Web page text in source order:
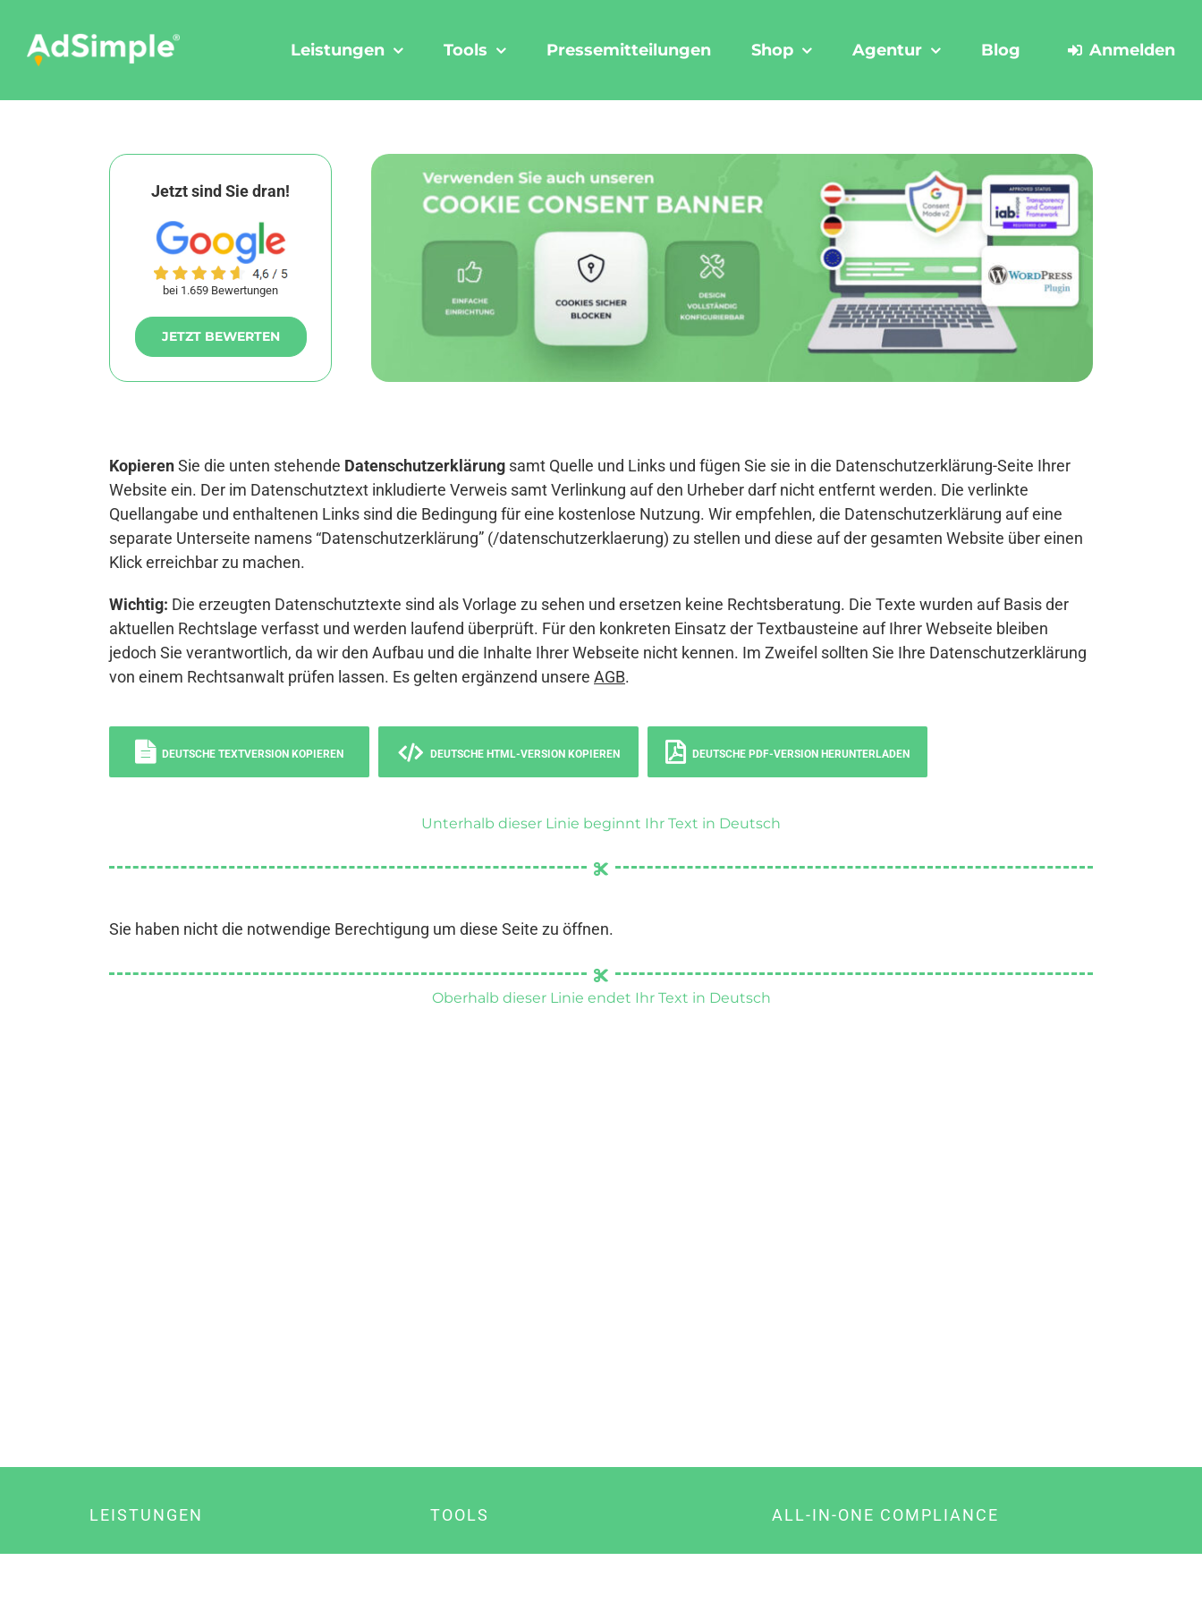
content
Leistungen Tools Pressemitteilungen Shop Agentur Blog Anmelden
Jetzt sind Sie dran!
bei 1.659 Bewertungen
JETZT BEWERTEN
KopierenSie die unten stehende Datenschutzerklärung samt Quelle und Links und fügen Sie sie in die Datenschutzerklärung-Seite Ihrer
Website ein. Der im Datenschutztext inkludierte Verweis samt Verlinkung auf den Urheber darf nicht entfernt werden. Die verlinkte
Quellangabe und enthaltenen Links sind die Bedingung für eine kostenlose Nutzung. Wir empfehlen, die Datenschutzerklärung auf eine
separate Unterseite namens “Datenschutzerklärung” (/datenschutzerklaerung) zu stellen und diese auf der gesamten Website über einen
Klick erreichbar zu machen.
Wichtig: Die erzeugten Datenschutztexte sind als Vorlage zu sehen und ersetzen keine Rechtsberatung. Die Texte wurden auf Basis der
aktuellen Rechtslage verfasst und werden laufend überprüft. Für den konkreten Einsatz der Textbausteine auf Ihrer Webseite bleiben
jedoch Sie verantwortlich, da wir den Aufbau und die Inhalte Ihrer Webseite nicht kennen. Im Zweifel sollten Sie Ihre Datenschutzerklärung
von einem Rechtsanwalt prüfen lassen. Es gelten ergänzend unsere AGB.
DEUTSCHE TEXTVERSION KOPIEREN DEUTSCHE HTML-VERSION KOPIEREN DEUTSCHE PDF-VERSION HERUNTERLADEN
Unterhalb dieser Linie beginnt Ihr Text in Deutsch
Sie haben nicht die notwendige Berechtigung um diese Seite zu öffnen.
Oberhalb dieser Linie endet Ihr Text in Deutsch
LEISTUNGEN TOOLS ALL-IN-ONE COMPLIANCE